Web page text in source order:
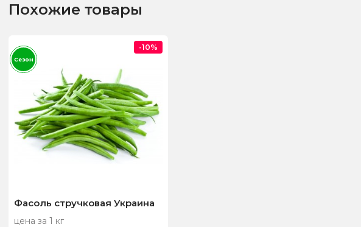
Похожие товары
Фасоль стручковая Украина
цена за 1 кг
-10%
Сезон